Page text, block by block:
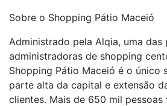
Sobre o Shopping Pátio Maceió
Administrado pela Alqia, uma das
administradoras de shopping
Shopping Pátio Maceió é o único
parte alta da capital e extensão
clientes. Mais de 650 mil pessoas